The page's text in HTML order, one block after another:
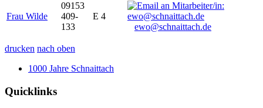
Frau Wilde
09153
409-
133
E 4
ewo@schnaittach.de
drucken nach oben
1000 Jahre Schnaittach
Quicklinks